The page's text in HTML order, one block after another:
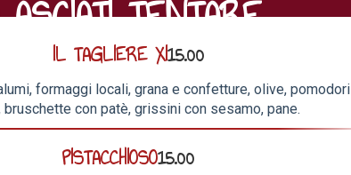
TENTARE
IL TAGLIERE XI15.00
formaggi locali, grana e confetture, olive, pomodori
bruschette con patè, grissini con sesamo, pane.
PISTACCHIOSO15.00